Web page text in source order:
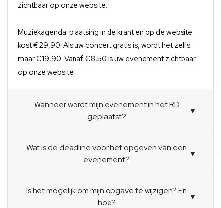
zichtbaar op onze website.
Muziekagenda: plaatsing in de krant en op de website
kost €29,90. Als uw concert gratis is, wordt het zelfs
maar €19,90. Vanaf €8,50 is uw evenement zichtbaar
op onze website.
Wanneer wordt mijn evenement in het RD
geplaatst?
▼
Wat is de deadline voor het opgeven van een
evenement?
▼
Is het mogelijk om mijn opgave te wijzigen? En
hoe?
▼